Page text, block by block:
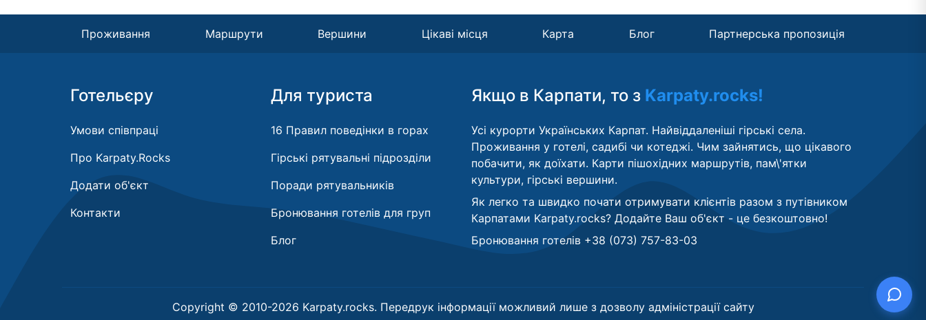
Проживання Маршрути Вершини Цікаві місця Карта Блог Партнерська пропозиція
Готельєру
Умови співпраці
Про Karpaty.Rocks
Додати об'єкт
Контакти
Для туриста
16 Правил поведінки в горах
Гірські рятувальні підрозділи
Поради рятувальників
Бронювання готелів для груп
Блог
Якщо в Карпати, то з Karpaty.rocks!
Усі курорти Українських Карпат. Найвіддаленіші гірські села.
Проживання у готелі, садибі чи котеджі. Чим зайнятись, що цікавого
побачити, як доїхати. Карти пішохідних маршрутів, пам\'ятки
культури, гірські вершини.
Як легко та швидко почати отримувати клієнтів разом з путівником
Карпатами Karpaty.rocks? Додайте Ваш об'єкт - це безкоштовно!
Бронювання готелів +38 (073) 757-83-03
Copyright © 2010-2026 Karpaty.rocks. Передрук інформації можливий лише з дозволу адміністрації сайту